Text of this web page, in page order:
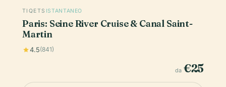
TIQETS ISTANTANEO
Paris: Seine River Cruise & Canal Saint-
Martin
4.5(841)
da €25